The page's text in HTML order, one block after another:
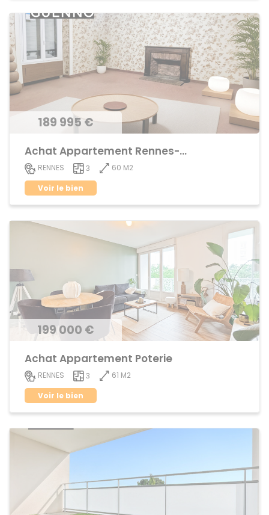
189 995 €
Achat Appartement Rennes-Cleunay
RENNES 3
60 M2
Voir le bien
199 000 €
Achat Appartement Poterie
RENNES 3
61 M2
Voir le bien